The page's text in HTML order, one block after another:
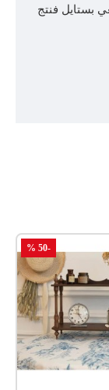
بستايل فنتج
-50 %